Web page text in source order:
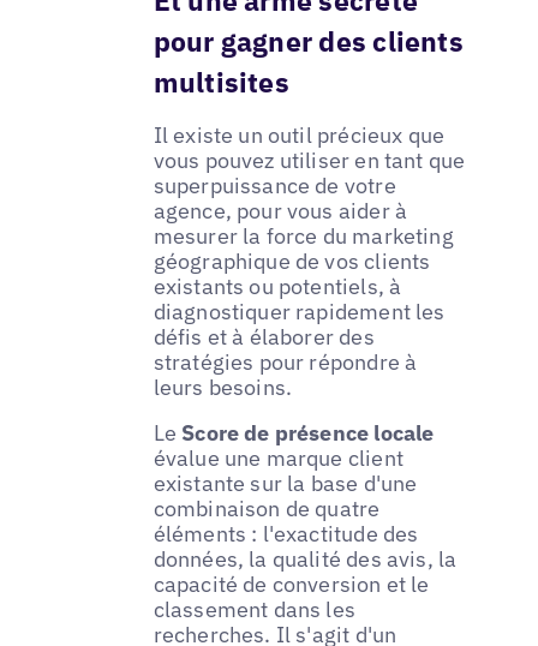
pour gagner des clients
multisites
Il existe un outil précieux que
vous pouvez utiliser en tant que
superpuissance de votre
agence, pour vous aider à
mesurer la force du marketing
géographique de vos clients
existants ou potentiels, à
diagnostiquer rapidement les
défis et à élaborer des
stratégies pour répondre à
leurs besoins.
Le Score de présence locale
évalue une marque client
existante sur la base d'une
combinaison de quatre
éléments : l'exactitude des
données, la qualité des avis, la
capacité de conversion et le
classement dans les
recherches. Il s'agit d'un